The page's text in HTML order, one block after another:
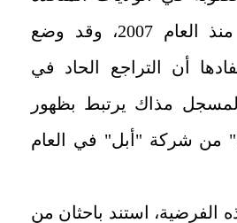
بنسبة 22 بالمئة منذ العام 2007، وقد وضع
أن التراجع الحاد في
المسجل مذاك يرتبط بظهور
من شركة "أبل" في العام
الفرضية، استند باحثان من